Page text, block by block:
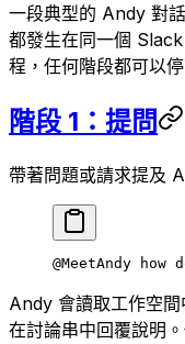
一段典型的 Andy 對
都發生在同一個
程，任何階段都可以停
階段 1：提問
帶著問題或請求提及
@MeetAndy
Andy 會讀取工作空
在討論串中回覆說明